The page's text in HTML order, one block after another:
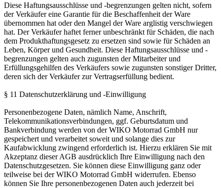
Diese Haftungsausschlüsse und -begrenzungen gelten nicht, sofern
der Verkäufer eine Garantie für die Beschaffenheit der Ware
übernommen hat oder den Mangel der Ware arglistig verschwiegen
hat. Der Verkäufer haftet ferner unbeschränkt für Schäden, die nach
dem Produkthaftungsgesetz zu ersetzen sind sowie für Schäden an
Leben, Körper und Gesundheit. Diese Haftungsausschlüsse und -
begrenzungen gelten auch zugunsten der Mitarbeiter und
Erfüllungsgehilfen des Verkäufers sowie zugunsten sonstiger Dritter,
deren sich der Verkäufer zur Vertragserfüllung bedient.
§ 11 Datenschutzerklärung und -Einwilligung
Personenbezogene Daten, nämlich Name, Anschrift,
Telekommunikationsverbindungen, ggf. Geburtsdatum und
Bankverbindung werden von der WIKO Motorrad GmbH nur
gespeichert und verarbeitet soweit und solange dies zur
Kaufabwicklung zwingend erforderlich ist. Hierzu erklären Sie mit
Akzeptanz dieser AGB ausdrücklich Ihre Einwilligung nach den
Datenschutzgesetzen. Sie können diese Einwilligung ganz oder
teilweise bei der WIKO Motorrad GmbH widerrufen. Ebenso
können Sie Ihre personenbezogenen Daten auch jederzeit bei